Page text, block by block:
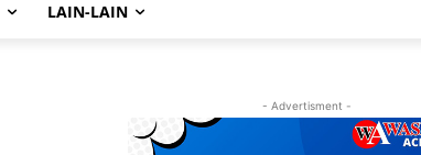
LAIN-LAIN
- Advertisment -